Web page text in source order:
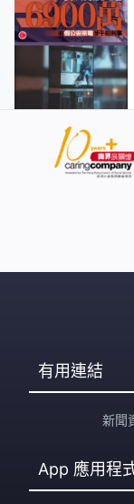
有用連結
新聞
App 應用程